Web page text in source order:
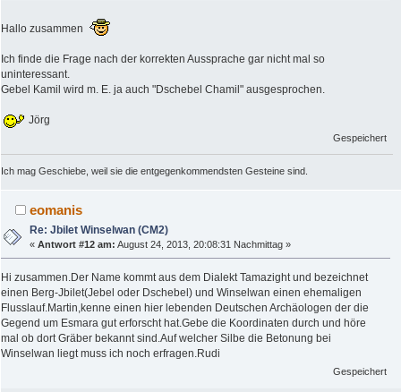
Hallo zusammen
Ich finde die Frage nach der korrekten Aussprache gar nicht mal so
uninteressant.
Gebel Kamil wird m. E. ja auch "Dschebel Chamil" ausgesprochen.
Jörg
Gespeichert
Ich mag Geschiebe, weil sie die entgegenkommendsten Gesteine sind.
eomanis
Re: Jbilet Winselwan (CM2)
«Antwort #12 am: August 24, 2013, 20:08:31 Nachmittag »
Hi zusammen.Der Name kommt aus dem Dialekt Tamazight und bezeichnet
einen Berg-Jbilet(Jebel oder Dschebel) und Winselwan einen ehemaligen
Flusslauf.Martin,kenne einen hier lebenden Deutschen Archäologen der die
Gegend um Esmara gut erforscht hat.Gebe die Koordinaten durch und höre
mal ob dort Gräber bekannt sind.Auf welcher Silbe die Betonung bei
Winselwan liegt muss ich noch erfragen.Rudi
Gespeichert